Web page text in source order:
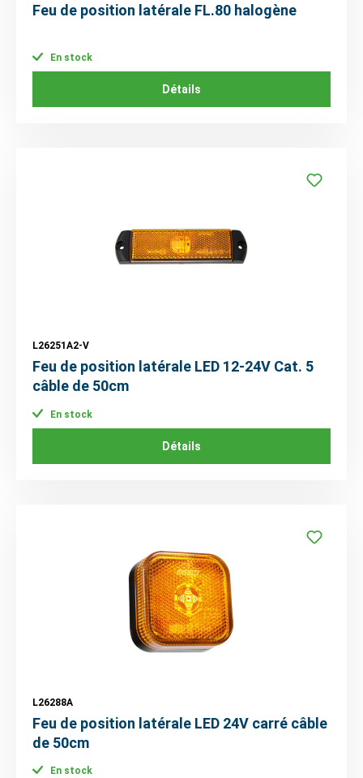
Feu de position latérale FL.80 halogène
En stock
Détails
L26251A2-V
Feu de position latérale LED 12-24V Cat. 5
câble de 50cm
En stock
Détails
L26288A
Feu de position latérale LED 24V carré câble
de 50cm
En stock